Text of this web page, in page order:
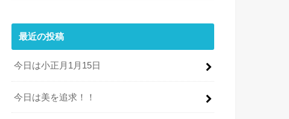
最近の投稿
今日は小正月1月15日
今日は美を追求！！